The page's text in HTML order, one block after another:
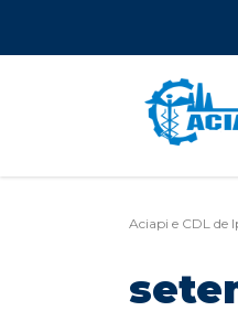
Aciapi e CDL de